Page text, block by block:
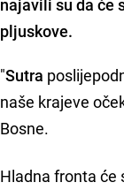
pljuskove.
"Sutra
naše krajeve
Bosne.
Hladna fronta će